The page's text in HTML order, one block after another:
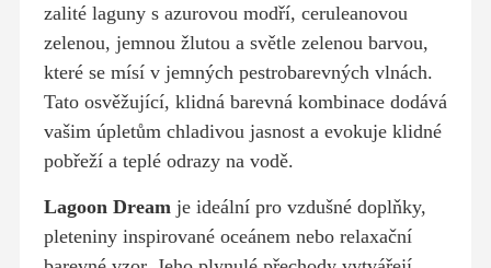
zalité laguny s azurovou modří, ceruleanovou
zelenou, jemnou žlutou a světle zelenou barvou,
které se mísí v jemných pestrobarevných vlnách.
Tato osvěžující, klidná barevná kombinace dodává
vašim úpletům chladivou jasnost a evokuje klidné
pobřeží a teplé odrazy na vodě.
Lagoon Dreamje ideální pro vzdušné doplňky,
pleteniny inspirované oceánem nebo relaxační